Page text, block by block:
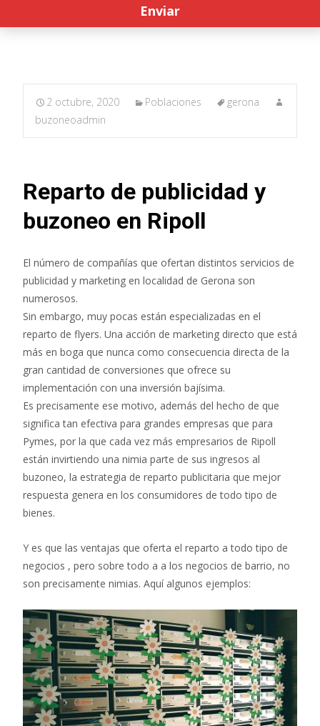
2 octubre, 2020 Poblaciones
gerona
buzoneoadmin
Reparto de publicidad y
buzoneo en Ripoll
El número de compañías que ofertan distintos servicios de
publicidad y marketing en localidad de Gerona son
numerosos.
Sin embargo, muy pocas están especializadas en el
reparto de flyers. Una acción de marketing directo que está
más en boga que nunca como consecuencia directa de la
gran cantidad de conversiones que ofrece su
implementación con una inversión bajísima.
Es precisamente ese motivo, además del hecho de que
significa tan efectiva para grandes empresas que para
Pymes, por la que cada vez más empresarios de Ripoll
están invirtiendo una nimia parte de sus ingresos al
buzoneo, la estrategia de reparto publicitaria que mejor
respuesta genera en los consumidores de todo tipo de
bienes.
Y es que las ventajas que oferta el reparto a todo tipo de
negocios , pero sobre todo a a los negocios de barrio, no
son precisamente nimias. Aquí algunos ejemplos: